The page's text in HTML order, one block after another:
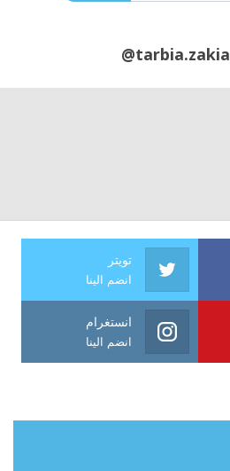
@tarbia.zakia
تويتر
انضم الينا
انستغرام
انضم الينا